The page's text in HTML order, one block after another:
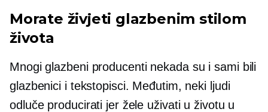
Morate živjeti glazbenim stilom
života
Mnogi glazbeni producenti nekada su i sami bili
glazbenici i tekstopisci. Međutim, neki ljudi
odluče producirati jer žele uživati ​​u životu u